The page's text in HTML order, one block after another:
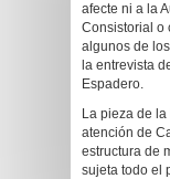
afecte ni a la
Consistorial o
algunos de
la entrevista
Espadero.
La pieza de
atención de
estructura de
sujeta todo el